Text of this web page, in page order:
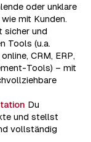
oder unklare
mit Kunden.
sicher und
Tools (u.a.
CRM, ERP,
Tools) – mit
Du
und stellst
vollständig